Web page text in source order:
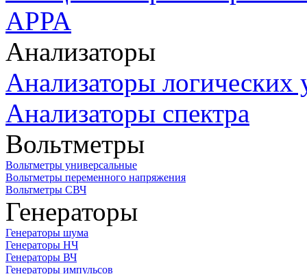
APPA
Анализаторы
Анализаторы логических
Анализаторы спектра
Вольтметры
Вольтметры универсальные
Вольтметры переменного напряжения
Вольтметры СВЧ
Генераторы
Генераторы шума
Генераторы НЧ
Генераторы ВЧ
Генераторы импульсов